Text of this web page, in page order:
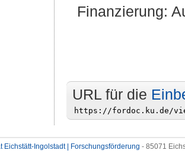
Finanzierung:
URL für die
Eichstätt-Ingolstadt | Forschungsförderung - 85071